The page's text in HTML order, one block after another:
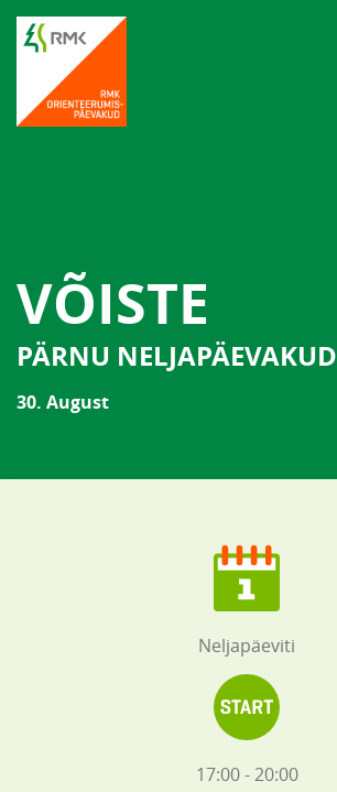
VÕISTE
PÄRNU NELJAPÄEVAKUD
30. August
Neljapäeviti
17:00 - 20:00